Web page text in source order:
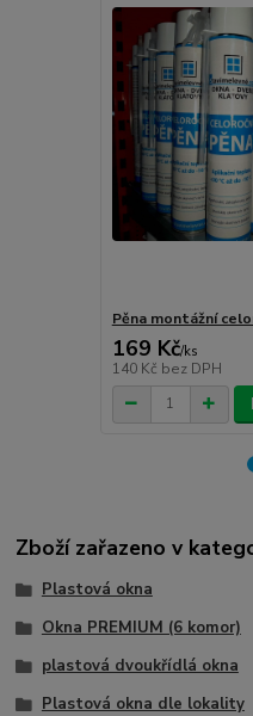
Pěna montážní
169 Kč/ks
140 Kč bez DPH
Zboží zařazeno v
Plastová okna
Okna PREMIUM (6 komor)
plastová dvoukřídlá okna
Plastová okna dle lokality